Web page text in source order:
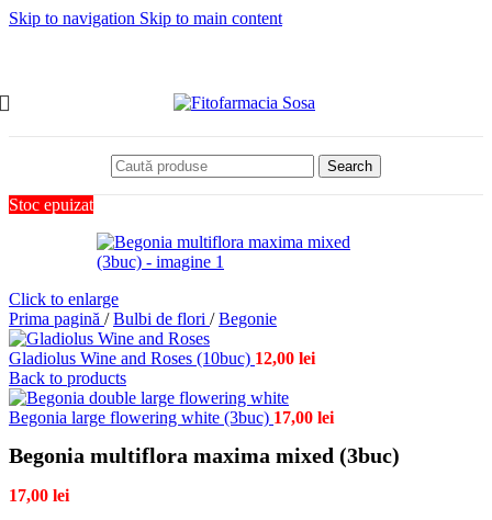
Skip to navigation Skip to main content
Search
Stoc epuizat
Click to enlarge
Prima pagină / Bulbi de flori / Begonie
Gladiolus Wine and Roses (10buc) 12,00 lei
Back to products
Begonia large flowering white (3buc) 17,00 lei
Begonia multiflora maxima mixed (3buc)
17,00 lei